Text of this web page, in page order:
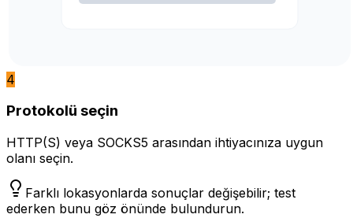
4
Protokolü seçin
HTTP(S) veya SOCKS5 arasından ihtiyacınıza uygun
olanı seçin.
Farklı lokasyonlarda sonuçlar değişebilir; test
ederken bunu göz önünde bulundurun.